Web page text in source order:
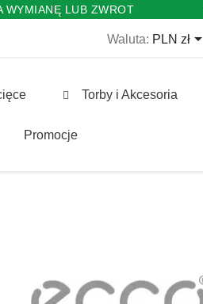
WYMIANĘ LUB ZWROT
Waluta: PLN zł
Torby i Akcesoria
Promocje